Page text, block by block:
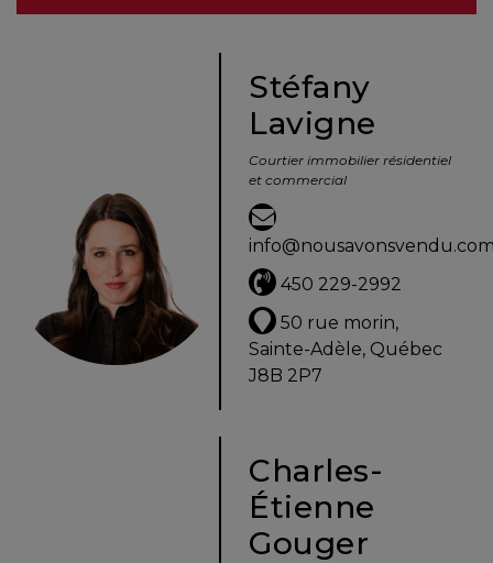
Évaluation
Avec
un
Stéfany
Lavigne
Courtier immobilier résidentiel
et commercial
450 229-2992
50 rue morin,
Sainte-Adèle, Québec
J8B 2P7
Charles-
Étienne
Gouger